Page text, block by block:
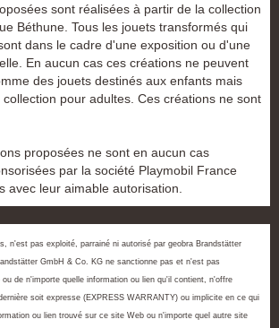
sont réalisées à partir de la collection
Béthune. Tous les jouets transformés qui
dans le cadre d'une exposition ou d'une
En aucun cas ces créations ne peuvent
des jouets destinés aux enfants mais
pour adultes. Ces créations ne sont
proposées ne sont en aucun cas
par la société Playmobil France
avec leur aimable autorisation.
n'est pas exploité, parrainé ni autorisé par geobra Brandstätter
GmbH & Co. KG ne sanctionne pas et n'est pas
de n'importe quelle information ou lien qu'il contient, n'offre
soit expresse (EXPRESS WARRANTY) ou implicite en ce qui
ou lien trouvé sur ce site Web ou n'importe quel autre site